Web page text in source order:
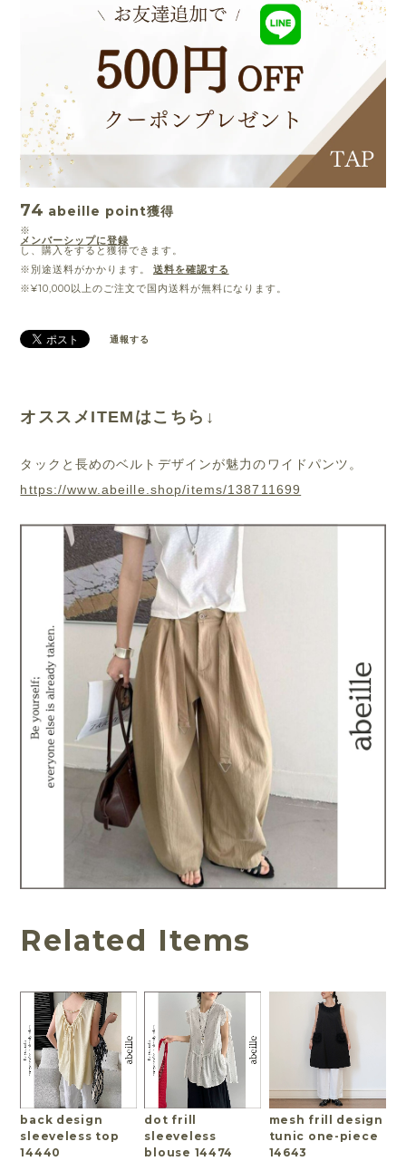
74 abeille point獲得
※
メンバーシップに登録
し、購入をすると獲得できます。
※別途送料がかかります。
送料を確認する
※¥10,000以上のご注文で国内送料が無料になります。
通報する
オススメITEMはこちら↓
タックと長めのベルトデザインが魅力のワイドパンツ。
https://www.abeille.shop/items/138711699
Related Items
back design
sleeveless top
14440
dot frill
sleeveless
blouse 14474
mesh frill design
tunic one-piece
14643